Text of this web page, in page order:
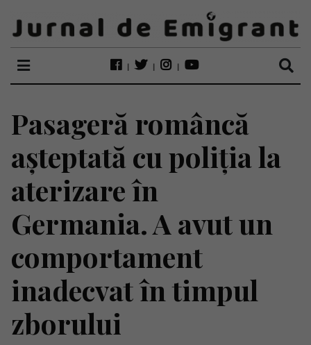
Pasageră româncă
așteptată cu poliția la
aterizare în
Germania. A avut un
comportament
inadecvat în timpul
zborului